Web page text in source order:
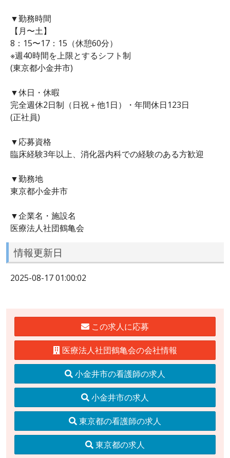
▼勤務時間
【月〜土】
8：15〜17：15（休憩60分）
※週40時間を上限とするシフト制
(東京都小金井市)
▼休日・休暇
完全週休2日制（日祝＋他1日）・年間休日123日
(正社員)
▼応募資格
臨床経験3年以上、消化器内科での経験のある方歓迎
▼勤務地
東京都小金井市
▼企業名・施設名
医療法人社団鶴亀会
情報更新日
2025-08-17 01:00:02
この求人に応募
医療法人社団鶴亀会の会社情報
小金井市の看護師の求人
小金井市の求人
東京都の看護師の求人
東京都の求人